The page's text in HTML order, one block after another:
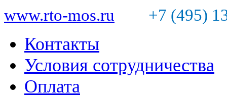
www.rto-mos.ru +7 (495)
Контакты
Условия сотрудничества
Оплата